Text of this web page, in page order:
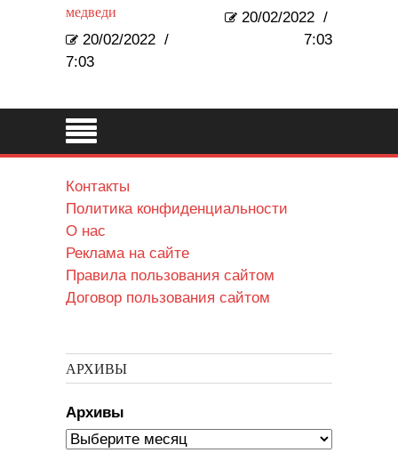
медведи
20/02/2022 /
7:03
20/02/2022 /
7:03
Контакты
Политика конфиденциальности
О нас
Реклама на сайте
Правила пользования сайтом
Договор пользования сайтом
АРХИВЫ
Архивы